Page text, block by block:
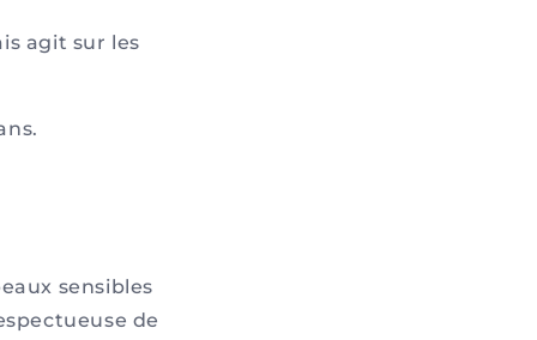
agit sur les
sensibles
de